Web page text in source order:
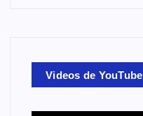
Videos de YouTube